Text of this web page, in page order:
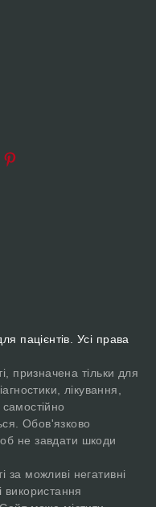
пацієнтів. Усі права
призначена тільки для
лікування,
Обов'язково
не завдати шкоди
за можливі негативні
використання